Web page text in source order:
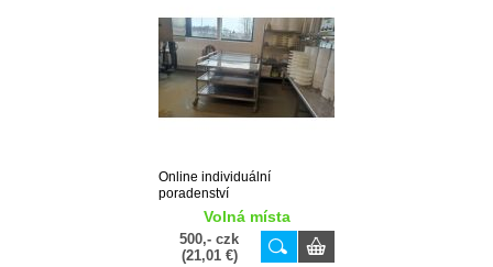
Online individuální
poradenství
Volná místa
500,- czk
(21,01 €)